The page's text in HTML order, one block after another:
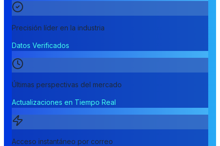
Precisión líder en la industria
Datos Verificados
Últimas perspectivas del mercado
Actualizaciones en Tiempo Real
Acceso instantáneo por correo